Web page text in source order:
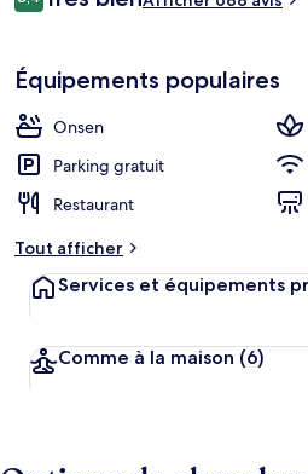
voyageurs
8,4 sur 10
Équipements populaires
Onsen
Parking gratuit
Restaurant
Tout afficher
Services et équipements
Comme à la maison (6)